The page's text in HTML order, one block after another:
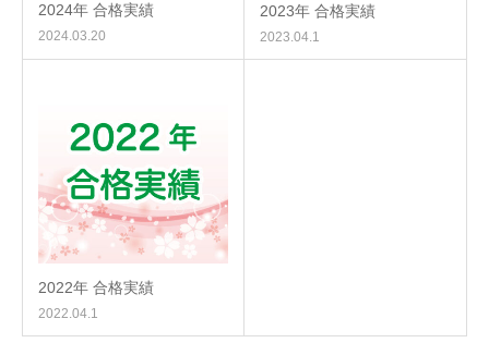
2024年 合格実績
2024.03.20
2023年 合格実績
2023.04.1
2022年 合格実績
2022.04.1